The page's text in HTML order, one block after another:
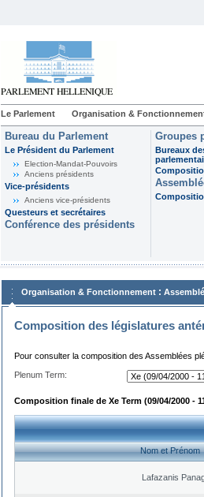
Le Parlement Organisation &
Bureau du Parlement
Le Président du Parlement
Election-Mandat-Pouvoirs
Anciens présidents
Vice-présidents
Anciens vice-présidents
Questeurs et secrétaires
Conférence des présidents
Groupes
Bureaux
Organisation & Fonctionnement :
Composition des législatures
Pour consulter la composition des Assemblées
Plenum Term:
Composition finale de Xe Term (09/04/2000 -
Nom et Prénom
Lafazanis